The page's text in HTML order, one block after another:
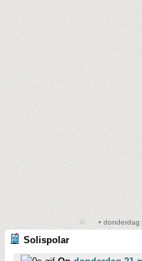
• donderdag
Solispolar